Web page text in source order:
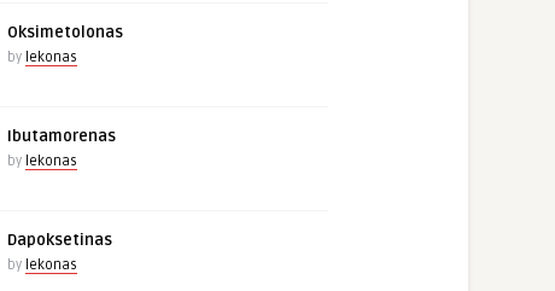
Oksimetolonas
by lekonas
Ibutamorenas
by lekonas
Dapoksetinas
by lekonas